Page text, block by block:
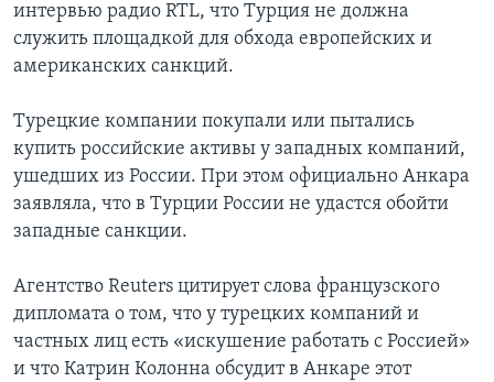
интервью радио RTL, что Турция не должна
служить площадкой для обхода европейских и
американских санкций.
Турецкие компании покупали или пытались
купить российские активы у западных компаний,
ушедших из России. При этом официально Анкара
заявляла, что в Турции России не удастся обойти
западные санкции.
Агентство Reuters цитирует слова французского
дипломата о том, что у турецких компаний и
частных лиц есть «искушение работать с Россией»
и что Катрин Колонна обсудит в Анкаре этот